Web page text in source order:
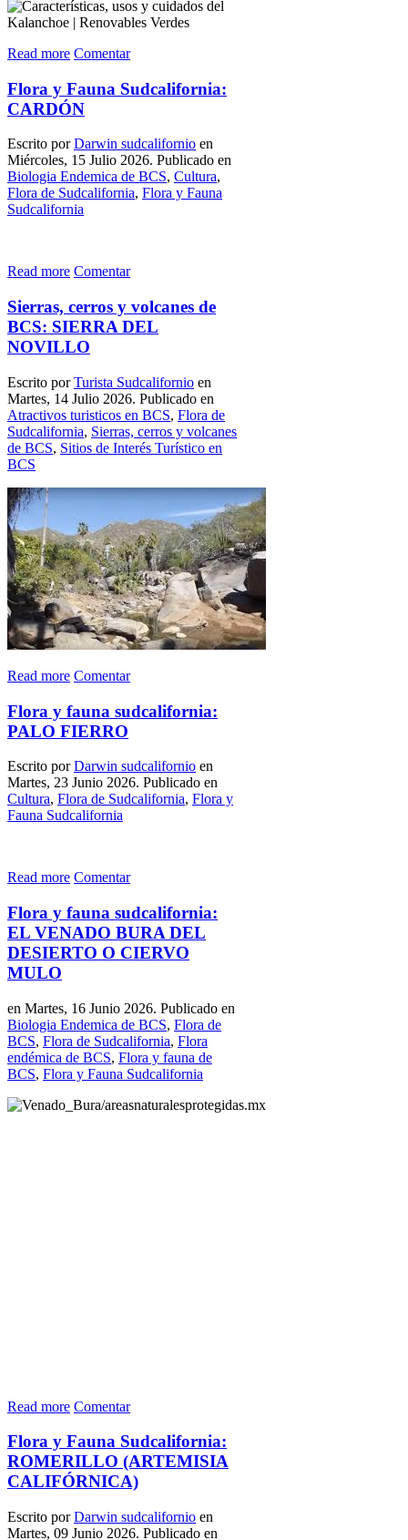
Read more Comentar
Flora y Fauna Sudcalifornia:
CARDÓN
Escrito porDarwin sudcalifornio en
Miércoles, 15 Julio 2026. Publicado en
Biologia Endemica de BCS, Cultura,
Flora de Sudcalifornia, Flora y Fauna
Sudcalifornia
Read more Comentar
Sierras, cerros y volcanes de
BCS: SIERRA DEL
NOVILLO
Escrito porTurista Sudcalifornio en
Martes, 14 Julio 2026. Publicado en
Atractivos turisticos en BCS, Flora de
Sudcalifornia, Sierras, cerros y volcanes
de BCS, Sitios de Interés Turístico en
BCS
Read more Comentar
Flora y fauna sudcalifornia:
PALO FIERRO
Escrito porDarwin sudcalifornio en
Martes, 23 Junio 2026. Publicado en
Cultura, Flora de Sudcalifornia, Flora y
Fauna Sudcalifornia
Read more Comentar
Flora y fauna sudcalifornia:
EL VENADO BURA DEL
DESIERTO O CIERVO
MULO
en Martes, 16 Junio 2026. Publicado en
Biologia Endemica de BCS, Flora de
BCS, Flora de Sudcalifornia, Flora
endémica de BCS, Flora y fauna de
BCS, Flora y Fauna Sudcalifornia
Read more Comentar
Flora y Fauna Sudcalifornia:
ROMERILLO (ARTEMISIA
CALIFÓRNICA)
Escrito porDarwin sudcalifornio en
Martes, 09 Junio 2026. Publicado en